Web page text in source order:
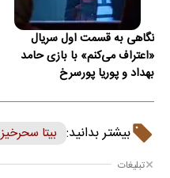
نگاهی به قسمت اول سریال
«اعتراف می‌کنم» با بازی حامد
بهداد و پوریا پورسرخ
بیشتر بدانید: بیتا سحرخیز
تبلیغات